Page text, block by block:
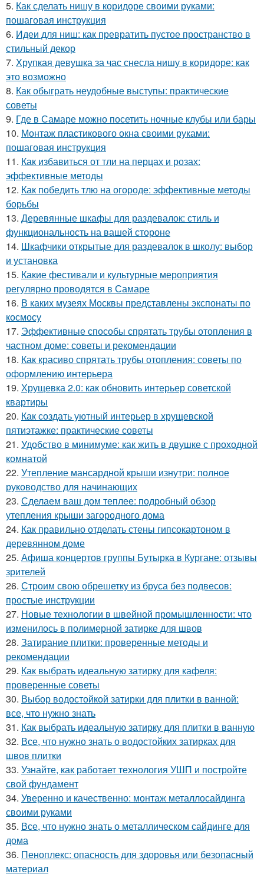
5. Как сделать нишу в коридоре своими руками:
пошаговая инструкция
6. Идеи для ниш: как превратить пустое пространство в
стильный декор
7. Хрупкая девушка за час снесла нишу в коридоре: как
это возможно
8. Как обыграть неудобные выступы: практические
советы
9. Где в Самаре можно посетить ночные клубы или бары
10. Монтаж пластикового окна своими руками:
пошаговая инструкция
11. Как избавиться от тли на перцах и розах:
эффективные методы
12. Как победить тлю на огороде: эффективные методы
борьбы
13. Деревянные шкафы для раздевалок: стиль и
функциональность на вашей стороне
14. Шкафчики открытые для раздевалок в школу: выбор
и установка
15. Какие фестивали и культурные мероприятия
регулярно проводятся в Самаре
16. В каких музеях Москвы представлены экспонаты по
космосу
17. Эффективные способы спрятать трубы отопления в
частном доме: советы и рекомендации
18. Как красиво спрятать трубы отопления: советы по
оформлению интерьера
19. Хрущевка 2.0: как обновить интерьер советской
квартиры
20. Как создать уютный интерьер в хрущевской
пятиэтажке: практические советы
21. Удобство в минимуме: как жить в двушке с проходной
комнатой
22. Утепление мансардной крыши изнутри: полное
руководство для начинающих
23. Сделаем ваш дом теплее: подробный обзор
утепления крыши загородного дома
24. Как правильно отделать стены гипсокартоном в
деревянном доме
25. Афиша концертов группы Бутырка в Кургане: отзывы
зрителей
26. Строим свою обрешетку из бруса без подвесов:
простые инструкции
27. Новые технологии в швейной промышленности: что
изменилось в полимерной затирке для швов
28. Затирание плитки: проверенные методы и
рекомендации
29. Как выбрать идеальную затирку для кафеля:
проверенные советы
30. Выбор водостойкой затирки для плитки в ванной:
все, что нужно знать
31. Как выбрать идеальную затирку для плитки в ванную
32. Все, что нужно знать о водостойких затирках для
швов плитки
33. Узнайте, как работает технология УШП и постройте
свой фундамент
34. Уверенно и качественно: монтаж металлосайдинга
своими руками
35. Все, что нужно знать о металлическом сайдинге для
дома
36. Пеноплекс: опасность для здоровья или безопасный
материал